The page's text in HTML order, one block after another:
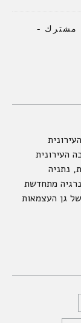
مشترك –
העירונית
נתניה
מתחדשת
גן העצמאות